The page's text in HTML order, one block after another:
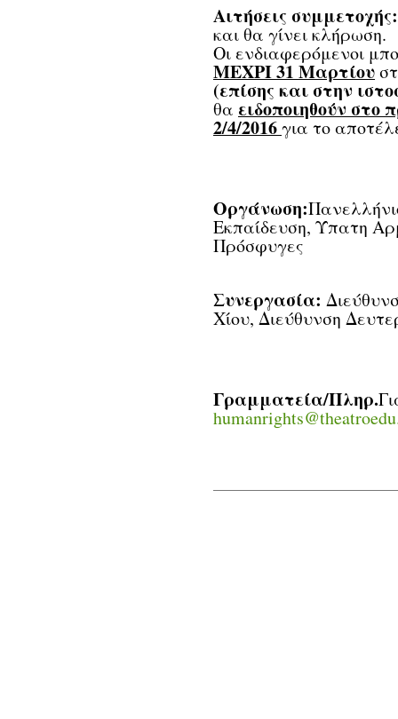
Αιτήσεις συμμετοχής:
και θα γίνει κλήρωση.
Οι ενδιαφερόμενοι
ΜΕΧΡΙ 31 Μαρτίου
(επίσης και στην
θα ειδοποιηθούν στο
2/4/2016για το
Οργάνωση:
Εκπαίδευση, Ύπατη
Πρόσφυγες
Συνεργασία:
Χίου, Διεύθυνση
Γραμματεία/Πληρ.